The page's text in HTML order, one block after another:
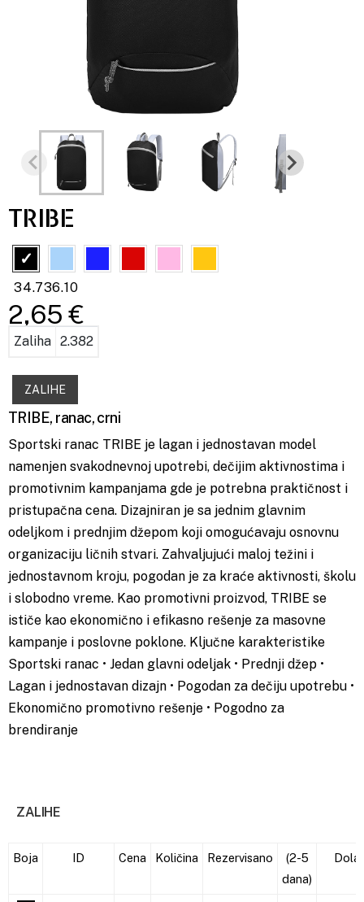
TRIBE
34.736.10
2,65 €
Zaliha 2.382
ZALIHE
TRIBE, ranac, crni
Sportski ranac TRIBE je lagan i jednostavan model
namenjen svakodnevnoj upotrebi, dečijim aktivnostima i
promotivnim kampanjama gde je potrebna praktičnost i
pristupačna cena. Dizajniran je sa jednim glavnim
odeljkom i prednjim džepom koji omogućavaju osnovnu
organizaciju ličnih stvari. Zahvaljujući maloj težini i
jednostavnom kroju, pogodan je za kraće aktivnosti, školu
i slobodno vreme. Kao promotivni proizvod, TRIBE se
ističe kao ekonomično i efikasno rešenje za masovne
kampanje i poslovne poklone. Ključne karakteristike
Sportski ranac • Jedan glavni odeljak • Prednji džep •
Lagan i jednostavan dizajn • Pogodan za dečiju upotrebu •
Ekonomično promotivno rešenje • Pogodno za
brendiranje
ZALIHE
Boja ID Cena Količina Rezervisano
(2-5
dana)